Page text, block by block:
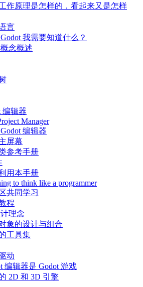
作原理是怎样的，看起来又是怎样
言
我需要知道什么？
念概述
编辑器
Manager
编辑器
屏幕
参考手册
用本手册
to think like a programmer
共同学习
程
理念
象的设计与组合
工具集
动
编辑器是 Godot 游戏
2D 和 3D 引擎